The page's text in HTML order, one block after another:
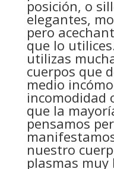
posición, o
elegantes,
pero
que lo
utilizas
cuerpos que
medio
incomodidad
que la
pensamos
nuestro
plasmas muy